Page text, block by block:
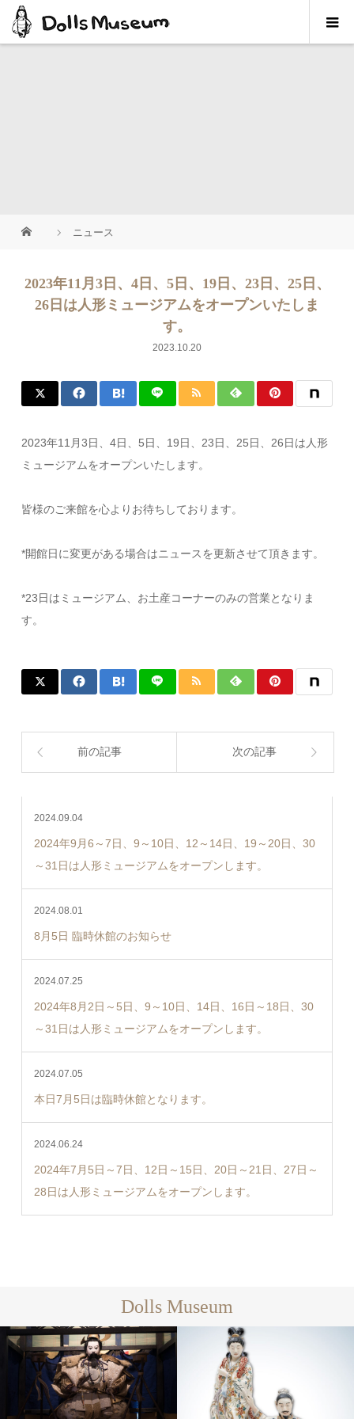
ニュース
2023年11月3日、4日、5日、19日、23日、25日、
26日は人形ミュージアムをオープンいたしま
す。
2023.10.20
2023年11月3日、4日、5日、19日、23日、25日、26日は人形
ミュージアムをオープンいたします。
皆様のご来館を心よりお待ちしております。
*開館日に変更がある場合はニュースを更新させて頂きます。
*23日はミュージアム、お土産コーナーのみの営業となりま
す。
前の記事 次の記事
2024.09.04
2024年9月6～7日、9～10日、12～14日、19～20日、30
～31日は人形ミュージアムをオープンします。
2024.08.01
8月5日 臨時休館のお知らせ
2024.07.25
2024年8月2日～5日、9～10日、14日、16日～18日、30
～31日は人形ミュージアムをオープンします。
2024.07.05
本日7月5日は臨時休館となります。
2024.06.24
2024年7月5日～7日、12日～15日、20日～21日、27日～
28日は人形ミュージアムをオープンします。
Dolls Museum